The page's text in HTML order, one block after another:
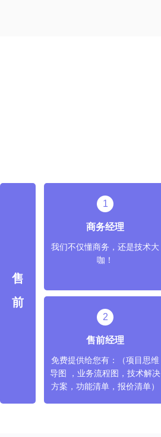
售
前
1
商务经理
我们不仅懂商务，还是技术大
咖！
2
售前经理
免费提供给您有：（项目思维
导图 ，业务流程图，技术解决
方案，功能清单，报价清单）